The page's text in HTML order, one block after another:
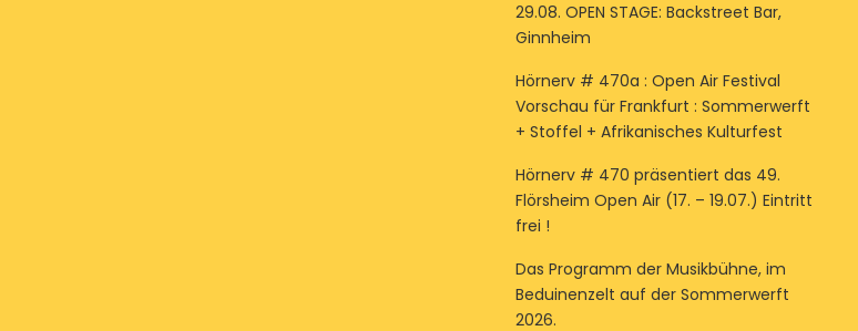
29.08. OPEN STAGE: Backstreet Bar,
Ginnheim
Hörnerv # 470a : Open Air Festival
Vorschau für Frankfurt : Sommerwerft
+ Stoffel + Afrikanisches Kulturfest
Hörnerv # 470 präsentiert das 49.
Flörsheim Open Air (17. – 19.07.) Eintritt
frei !
Das Programm der Musikbühne, im
Beduinenzelt auf der Sommerwerft
2026.